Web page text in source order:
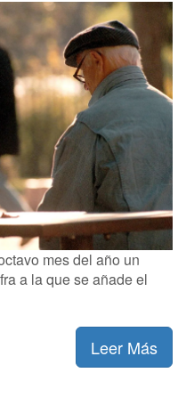
mes del año un
a la que se añade el
Leer Más